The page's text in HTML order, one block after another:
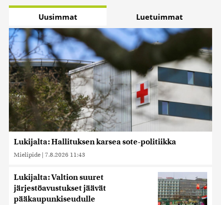
Uusimmat Luetuimmat
Lukijalta: Hallituksen karsea sote-politiikka
Mielipide | 7.8.2026 11:43
Lukijalta: Valtion suuret
järjestöavustukset jäävät
pääkaupunkiseudulle